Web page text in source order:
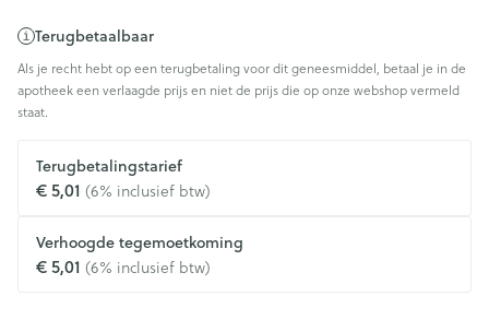
Terugbetaalbaar
Als je recht hebt op een terugbetaling voor dit geneesmiddel, betaal je in de
apotheek een verlaagde prijs en niet de prijs die op onze webshop vermeld
staat.
Terugbetalingstarief
€ 5,01 (6% inclusief btw)
Verhoogde tegemoetkoming
€ 5,01 (6% inclusief btw)